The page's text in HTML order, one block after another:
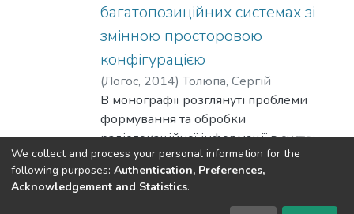
багатопозиційних системах зі
змінною просторовою
конфігурацією
(Логос, 2014)Толюпа, Сергій
Васильович;Дружинін, Володимир
Анатолійович;Наконечний, Володимир
Сергійович;Цьопа, Наталія
Володимирівна;Батрак, Євгеній
Олександрович
В монографії розглянуті проблеми
формування та обробки
радіолокаційної інформації в системах
радіобачення авіаційно-наземного
базування зі змінною відносною
просторовою конфігурацією при
Show more
We collect and process your personal information for the
following purposes: Authentication, Preferences,
Acknowledgement and Statistics.